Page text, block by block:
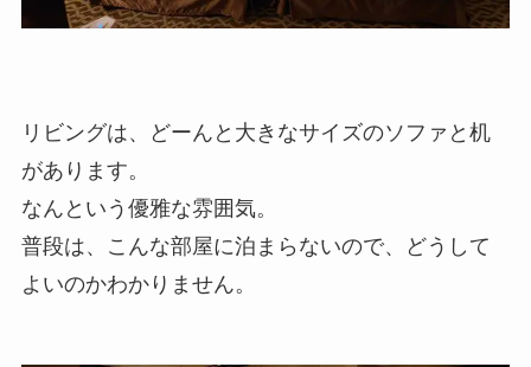
リビングは、どーんと大きなサイズのソファと机
があります。
なんという優雅な雰囲気。
普段は、こんな部屋に泊まらないので、どうして
よいのかわかりません。